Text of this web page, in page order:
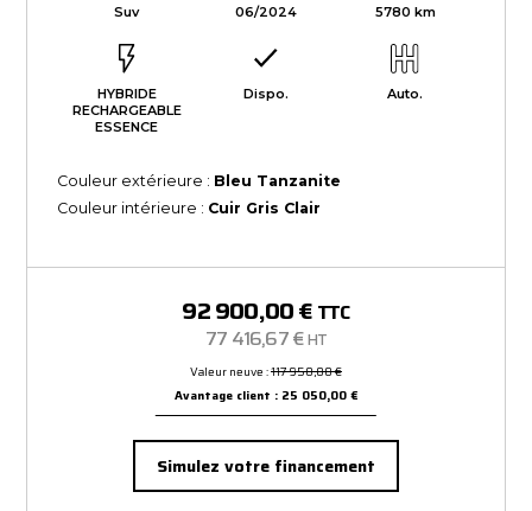
Suv 06/2024 5780 km
HYBRIDE
RECHARGEABLE
ESSENCE
Dispo. Auto.
Couleur extérieure : Bleu Tanzanite
Couleur intérieure : Cuir Gris Clair
92 900,00 € TTC
77 416,67 €HT
Valeur neuve :117 950,00 €
Avantage client : 25 050,00 €
Simulez votre financement